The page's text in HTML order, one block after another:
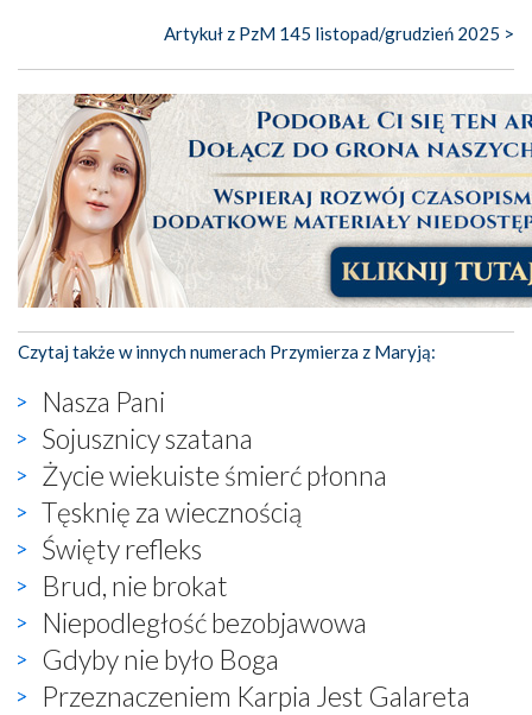
Artykuł z PzM 145 listopad/grudzień 2025 >
Czytaj także w innych numerach Przymierza z Maryją:
Nasza Pani
Sojusznicy szatana
Życie wiekuiste śmierć płonna
Tęsknię za wiecznością
Święty refleks
Brud, nie brokat
Niepodległość bezobjawowa
Gdyby nie było Boga
Przeznaczeniem Karpia Jest Galareta